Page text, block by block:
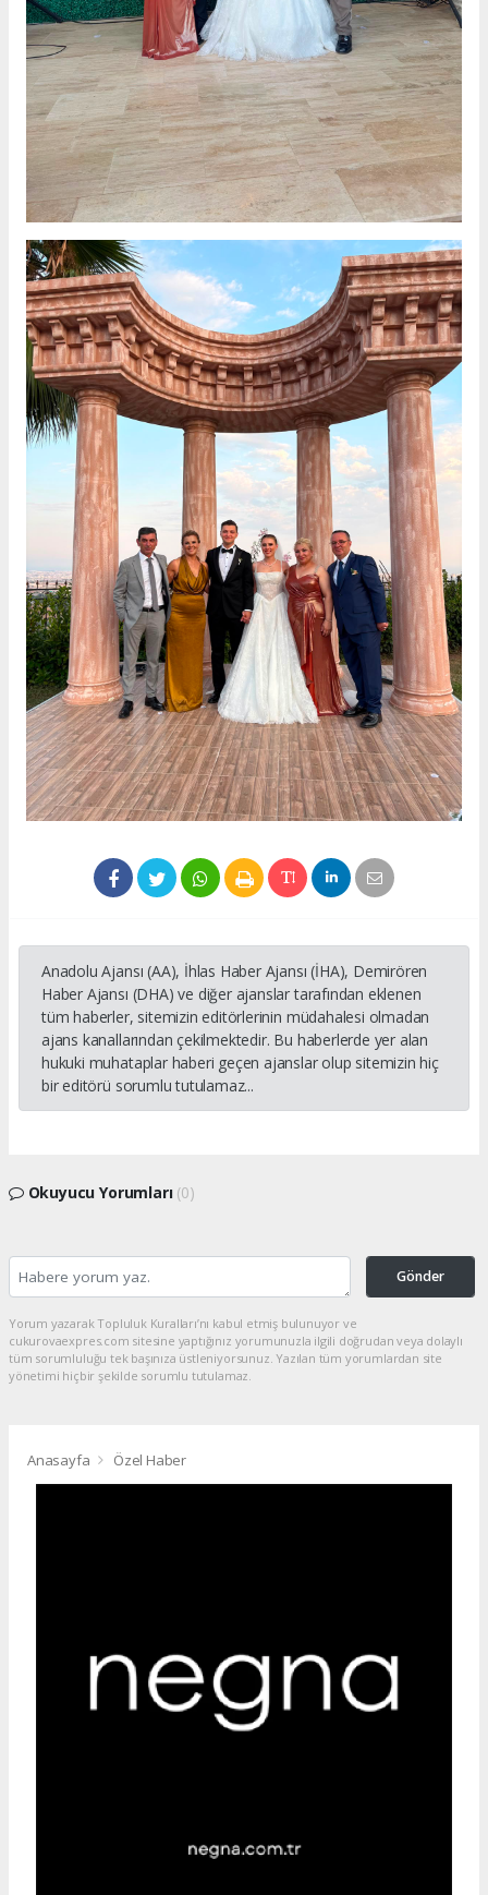
Anadolu Ajansı (AA), İhlas Haber Ajansı (İHA), Demirören
Haber Ajansı (DHA) ve diğer ajanslar tarafından eklenen
tüm haberler, sitemizin editörlerinin müdahalesi olmadan
ajans kanallarından çekilmektedir. Bu haberlerde yer alan
hukuki muhataplar haberi geçen ajanslar olup sitemizin hiç
bir editörü sorumlu tutulamaz...
Okuyucu Yorumları (0)
Gönder
Yorum yazarak Topluluk Kuralları’nı kabul etmiş bulunuyor ve
cukurovaexpres.com sitesine yaptığınız yorumunuzla ilgili doğrudan veya dolaylı
tüm sorumluluğu tek başınıza üstleniyorsunuz. Yazılan tüm yorumlardan site
yönetimi hiçbir şekilde sorumlu tutulamaz.
Anasayfa Özel Haber